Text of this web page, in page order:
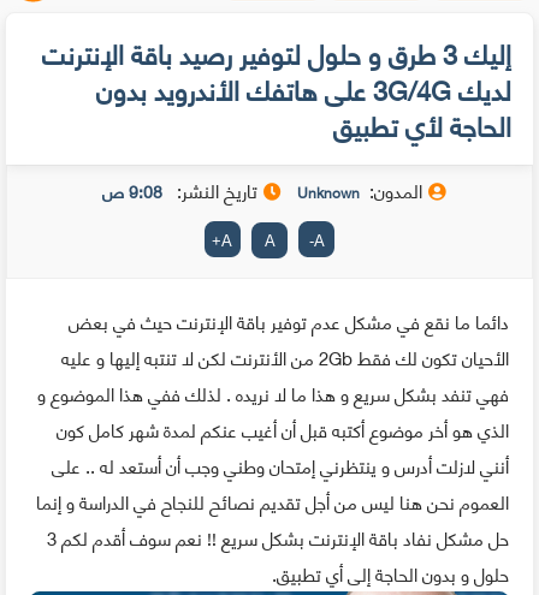
إليك 3 طرق و حلول لتوفير رصيد باقة الإنترنت
لديك 3G/4G على هاتفك الأندرويد بدون
الحاجة لأي تطبيق
المدون: Unknown تاريخ النشر: 9:08 ص
A
-
A
A
+
دائما ما نقع في مشكل عدم توفير باقة الإنترنت حيث في بعض
الأحيان تكون لك فقط 2Gb من الأنترنت لكن لا تنتبه إليها و عليه
فهي تنفد بشكل سريع و هذا ما لا نريده . لذلك ففي هذا الموضوع و
الذي هو أخر موضوع أكتبه قبل أن أغيب عنكم لمدة شهر كامل كون
أنني لازلت أدرس و ينتظرني إمتحان وطني وجب أن أستعد له .. على
العموم نحن هنا ليس من أجل تقديم نصائح للنجاح في الدراسة و إنما
حل مشكل نفاد باقة الإنترنت بشكل سريع !! نعم سوف أقدم لكم 3
حلول و بدون الحاجة إلى أي تطبيق.